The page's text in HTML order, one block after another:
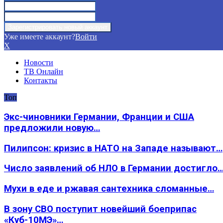
Уже имеете аккаунт?Войти
X
Новости
ТВ Онлайн
Контакты
Топ
Экс-чиновники Германии, Франции и США
предложили новую…
Пилипсон: кризис в НАТО на Западе называют…
Число заявлений об НЛО в Германии
Мухи в еде и ржавая сантехника сломанные…
В зону СВО поступит новейший боеприпас
«Куб-10МЭ»…